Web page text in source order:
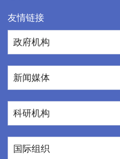
友情链接
政府机构
新闻媒体
科研机构
国际组织